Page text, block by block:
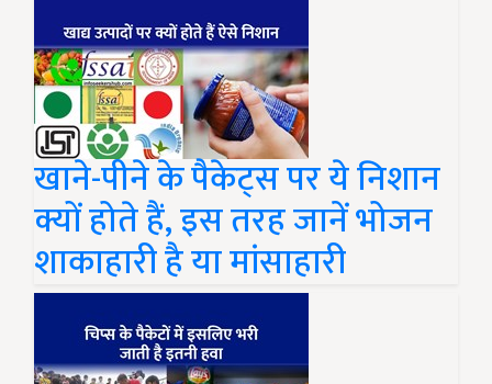
खाने-पीने के पैकेट्स पर ये निशान
क्यों होते हैं, इस तरह जानें भोजन
शाकाहारी है या मांसाहारी